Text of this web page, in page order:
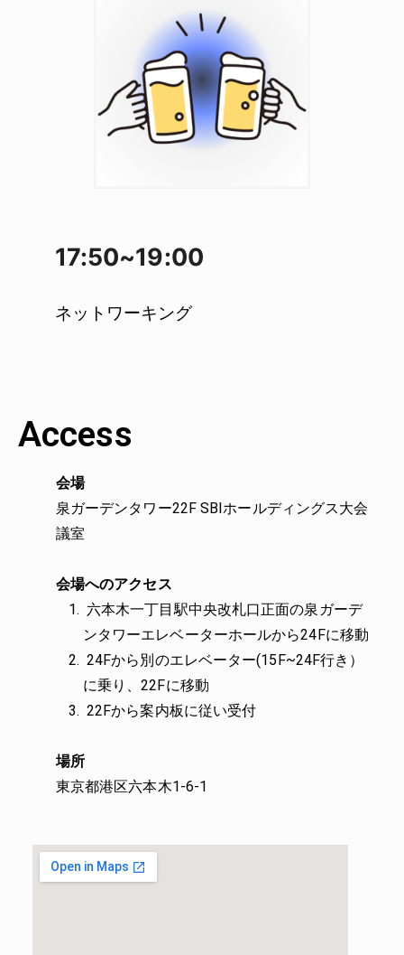
17:50~19:00
ネットワーキング
Access
会場
泉ガーデンタワー22F SBIホールディングス大会
議室
会場へのアクセス
六本木一丁目駅中央改札口正面の泉ガーデ
ンタワーエレベーターホールから24Fに移動
24Fから別のエレベーター(15F~24F行き）
に乗り、22Fに移動
22Fから案内板に従い受付
場所
東京都港区六本木1-6-1